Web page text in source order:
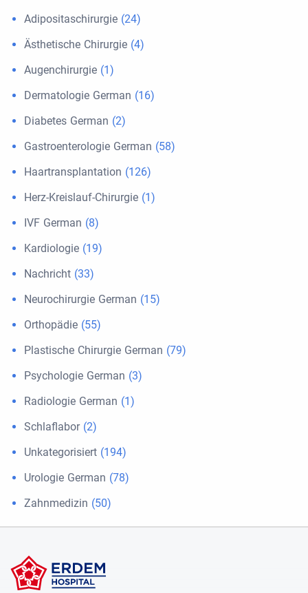
Adipositaschirurgie (24)
Ästhetische Chirurgie (4)
Augenchirurgie (1)
Dermatologie German (16)
Diabetes German (2)
Gastroenterologie German (58)
Haartransplantation (126)
Herz-Kreislauf-Chirurgie (1)
IVF German (8)
Kardiologie (19)
Nachricht (33)
Neurochirurgie German (15)
Orthopädie (55)
Plastische Chirurgie German (79)
Psychologie German (3)
Radiologie German (1)
Schlaflabor(2)
Unkategorisiert (194)
Urologie German (78)
Zahnmedizin (50)